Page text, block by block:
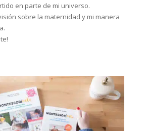
en parte de mi universo.
sobre la maternidad y mi manera